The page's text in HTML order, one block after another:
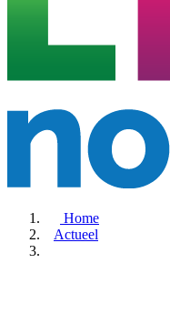
Home
Actueel